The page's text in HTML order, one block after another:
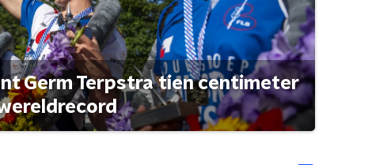
Germ Terpstra tien centimeter